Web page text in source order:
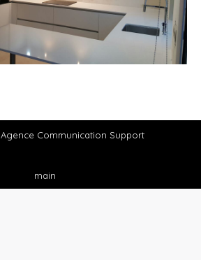
Agence Communication Support
main